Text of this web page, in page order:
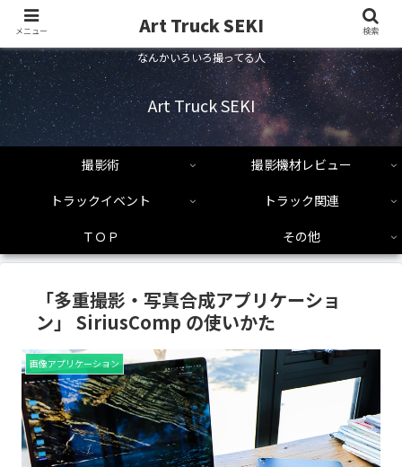
なんかいろいろ撮ってる人
Art Truck SEKI
撮影術
撮影機材レビュー
トラックイベント
トラック関連
ＴＯＰ
その他
「多重撮影・写真合成アプリケーショ
ン」 SiriusComp の使いかた
画像アプリケーション
メニュー Art Truck SEKI 検索